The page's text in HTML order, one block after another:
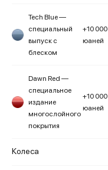
Tech Blue —
специальный
выпуск с
блеском
+10 000
юаней
Dawn Red —
специальное
издание
многослойного
покрытия
+10 000
юаней
Колеса